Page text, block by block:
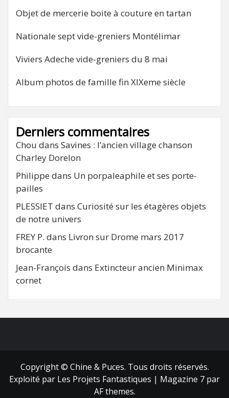
Objet de mercerie boite à couture en tartan
Nationale sept vide-greniers Montélimar
Viviers Adeche vide-greniers du 8 mai
Album photos de famille fin XIXeme siècle
Derniers commentaires
Chou dans Savines : l’ancien village chanson
Charley Dorelon
Philippe dans Un porpaleaphile et ses porte-
pailles
PLESSIET dans Curiosité sur les étagères objets
de notre univers
FREY P. dans Livron sur Drome mars 2017
brocante
Jean-François dans Extincteur ancien Minimax
cornet
Copyright © Chine & Puces. Tous droits réservés.
Exploité par Les Projets Fantastiques | Magazine 7 par
AF themes.